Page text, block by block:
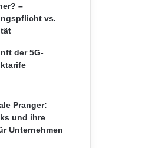
–
vs.
der 5G-
Pranger:
und ihre
Unternehmen